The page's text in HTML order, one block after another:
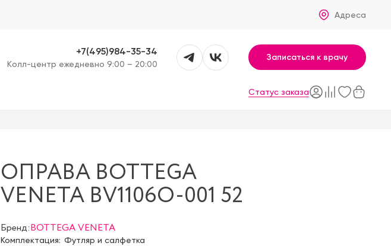
Адреса
+7(495)984-35-34
Kолл-центр ежедневно 9:00 – 20:00
Записаться к врачу
Статус заказа
ОПРАВА BOTTEGA
VENETA BV1106O-001 52
Бренд:BOTTEGA VENETA
Комплектация: Футляр и салфетка